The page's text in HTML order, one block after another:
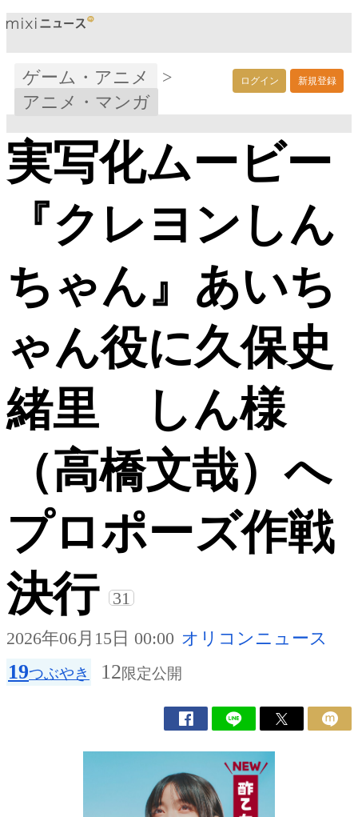
ログイン 新規登録
ゲーム・アニメ
>
アニメ・マンガ
実写化ムービー
『クレヨンしん
ちゃん』あいち
ゃん役に久保史
緒里 しん様
（高橋文哉）へ
プロポーズ作戦
決行
31
2026年06月15日 00:00 オリコンニュース
19つぶやき 12限定公開